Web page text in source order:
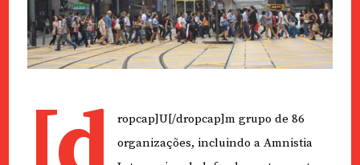
ropcap]U[/dropcap]m grupo de 86
organizações, incluindo a Amnistia